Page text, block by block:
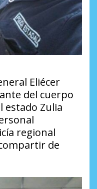
Eliécer
del cuerpo
estado Zulia
regional
de